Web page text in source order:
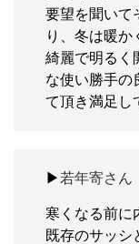
要望を聞いて
り、冬は暖か
綺麗で明るく
な使い勝手の
て頂き満足し
▶ 若年寄さん
寒くなる前に
既存のサッシ